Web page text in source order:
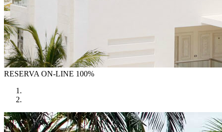
RESERVA ON-LINE 100%